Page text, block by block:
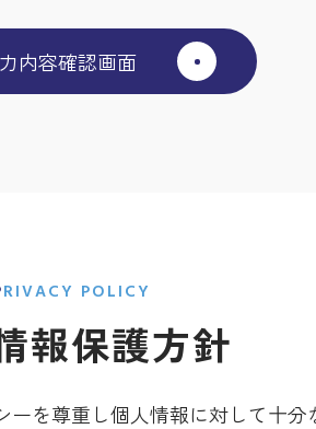
PRIVACY POLICY
報保護方針
を尊重し個人情報に対して十分